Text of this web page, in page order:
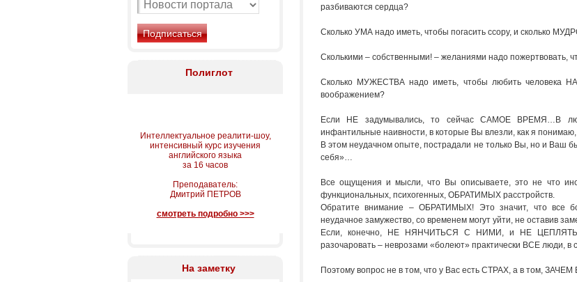
Полиглот
Интеллектуальное реалити-шоу,
интенсивный курс изучения
английского языка
за 16 часов
Преподаватель:
Дмитрий ПЕТРОВ
смотреть подробно >>>
На заметку
разбиваются сердца?
Сколько УМА надо иметь, чтобы погасить ссору, и сколько
Сколькими – собственными! – желаниями надо пожертвовать,
Сколько МУЖЕСТВА надо иметь, чтобы любить
воображением?
Если НЕ задумывались, то сейчас САМОЕ ВРЕМЯ…В
инфантильные наивности, в которые Вы влезли, как я
В этом неудачном опыте, пострадали не только Вы, но и Ваш
себя»…
Все ощущения и мысли, что Вы описываете, это не что
функциональных, психогенных, ОБРАТИМЫХ расстройств.
Обратите внимание – ОБРАТИМЫХ! Это значит, что все
неудачное замужество, со временем могут уйти, не оставив
Если, конечно, НЕ НЯНЧИТЬСЯ С НИМИ, и НЕ
разочаровать – неврозами «болеют» практически ВСЕ люди,
Поэтому вопрос не в том, что у Вас есть СТРАХ, а в том,